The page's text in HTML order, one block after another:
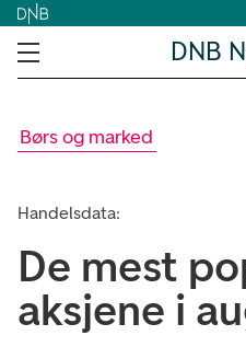
DNB
Børs og marked
Handelsdata:
De mest
aksjene i